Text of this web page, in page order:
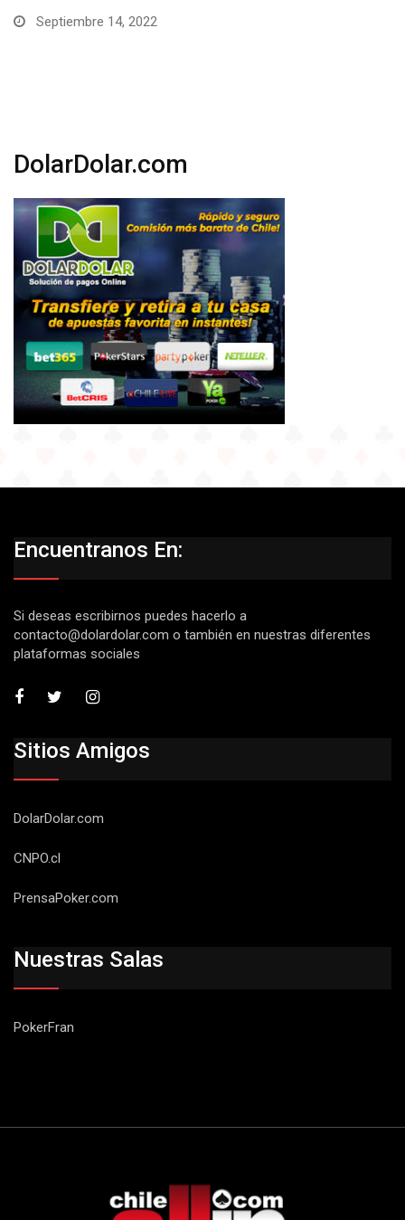
Liga…
DolarDolar.com
Encuentranos En:
Si deseas escribirnos puedes hacerlo a
contacto@dolardolar.com o también en nuestras diferentes
plataformas sociales
Sitios Amigos
DolarDolar.com
CNPO.cl
PrensaPoker.com
Nuestras Salas
PokerFran